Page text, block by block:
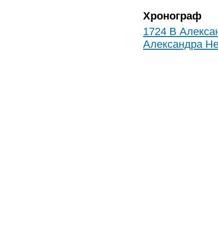
Хронограф
1724 В
Александра